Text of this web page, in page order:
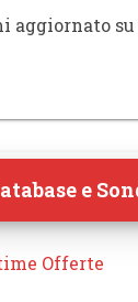
aggiornato
e
Offerte